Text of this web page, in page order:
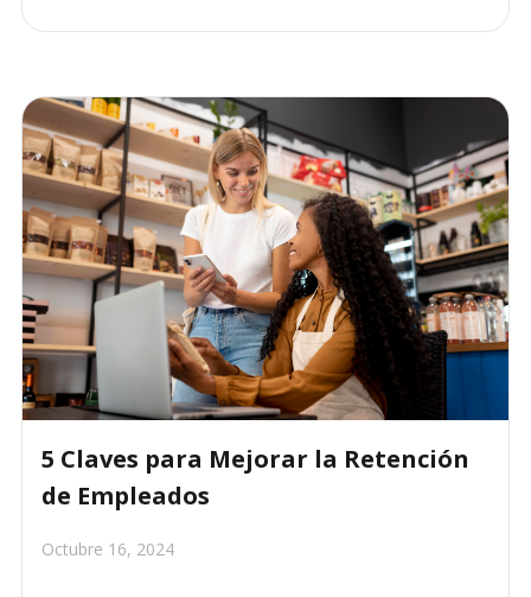
5 Claves para Mejorar la Retención
de Empleados
Octubre 16, 2024